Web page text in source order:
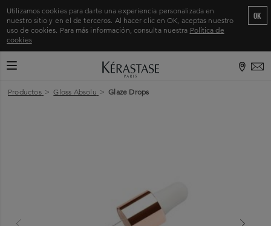
Utilizamos cookies para darte una experiencia personalizada en
nuestro sitio y en el de terceros. Al hacer clic en OK, aceptas nuestro
uso de cookies. Para más información, consulta nuestra Política de
cookies
OK
CAMBIAR MODO DE NAVEGACIÓN
Productos > Gloss Absolu > Glaze Drops